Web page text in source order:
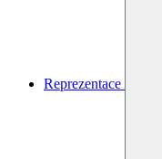
Reprezentace